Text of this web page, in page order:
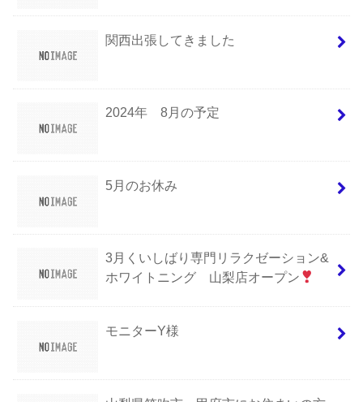
関西出張してきました
2024年 8月の予定
5月のお休み
3月くいしばり専門リラクゼーション&
ホワイトニング 山梨店オープン
モニターY様